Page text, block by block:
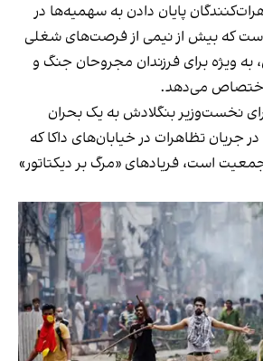
پایان دادن به سهمیه‌ها در
که بیش از نیمی از فرصت‌های شغلی
به ویژه برای فرزندان مجروحان جنگ و
اختصاص می‌دهد.
نخست‌وزیر بنگلادش به یک بحران
جریان تظاهرات در خیابان‌های داکا که
نفر جمعیت است، فریادهای «مرگ بر دیکتاتور»